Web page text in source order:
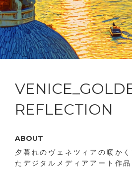
REFLECTION
ABOUT
夕暮れのヴェネツィアの暖か
たデジタルメディアアート作